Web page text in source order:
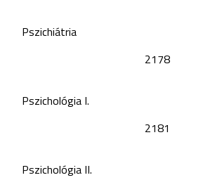
Pszichiátria
2178
Pszichológia I.
2181
Pszichológia II.